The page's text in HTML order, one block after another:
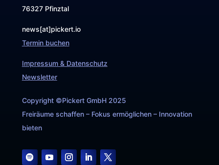
76327 Pfinztal
news[at]pickert.io
Termin buchen
Impressum & Datenschutz
Newsletter
Copyright ©Pickert GmbH 2025
Freiräume schaffen – Fokus ermöglichen – Innovation
bieten